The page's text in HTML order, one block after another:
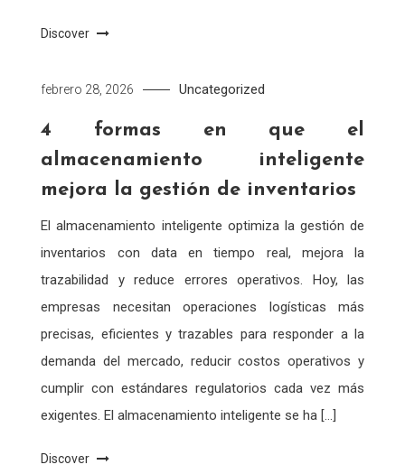
Discover
febrero 28, 2026 Uncategorized
4 formas en que el
almacenamiento inteligente
mejora la gestión de inventarios
El almacenamiento inteligente optimiza la gestión de
inventarios con data en tiempo real, mejora la
trazabilidad y reduce errores operativos. Hoy, las
empresas necesitan operaciones logísticas más
precisas, eficientes y trazables para responder a la
demanda del mercado, reducir costos operativos y
cumplir con estándares regulatorios cada vez más
exigentes. El almacenamiento inteligente se ha […]
Discover